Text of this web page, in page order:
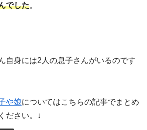
でした。
自身には2人の息子さんがいるのです
や娘についてはこちらの記事でまとめ
ださい。↓